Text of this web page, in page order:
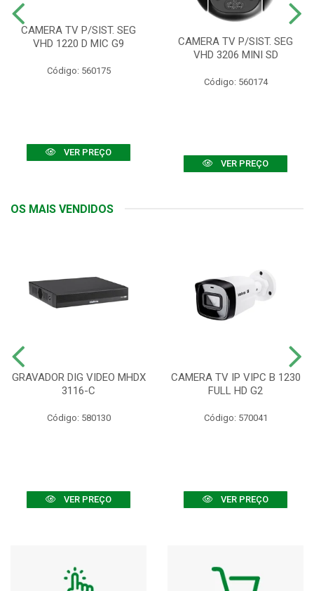
CAMERA TV P/SIST. SEG
VHD 1220 D MIC G9
Código: 560175
VER PREÇO
CAMERA TV P/SIST. SEG
VHD 3206 MINI SD
Código: 560174
VER PREÇO
OS MAIS VENDIDOS
GRAVADOR DIG VIDEO MHDX
3116-C
Código: 580130
VER PREÇO
CAMERA TV IP VIPC B 1230
FULL HD G2
Código: 570041
VER PREÇO